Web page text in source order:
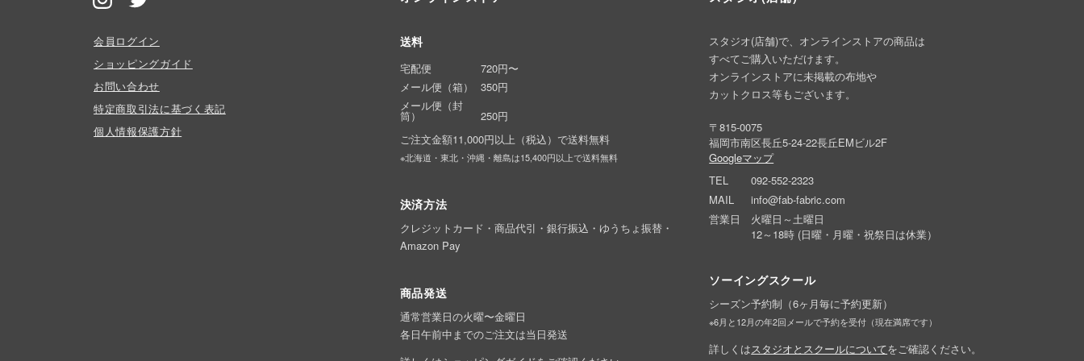
会員ログイン
ショッピングガイド
お問い合わせ
特定商取引法に基づく表記
個人情報保護方針
送料
宅配便
720円〜
メール便（箱）
350円
メール便（封
筒）
250円
ご注文金額11,000円以上（税込）で送料無料
※北海道・東北・沖縄・離島は15,400円以上で送料無料
決済方法
クレジットカード・商品代引・銀行振込・ゆうちょ振替・
Amazon Pay
商品発送
通常営業日の火曜〜金曜日
各日午前中までのご注文は当日発送
スタジオ(店舗)で、オンラインストアの商品は
すべてご購入いただけます。
オンラインストアに未掲載の布地や
カットクロス等もございます。
〒815-0075
福岡市南区長丘5-24-22長丘EMビル2F
Googleマップ
TEL
092-552-2323
MAIL
info@fab-fabric.com
営業日
火曜日～土曜日
12～18時 (日曜・月曜・祝祭日は休業）
ソーイングスクール
シーズン予約制（6ヶ月毎に予約更新）
※6月と12月の年2回メールで予約を受付（現在満席です）
詳しくはスタジオとスクールについてをご確認ください。